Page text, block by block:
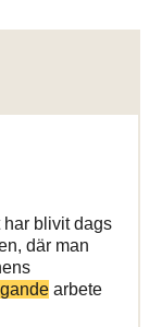
har blivit dags
där man
arbete